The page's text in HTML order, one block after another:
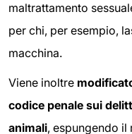
maltrattamento
per chi, per esempio,
macchina.
Viene inoltre
codice penale sui
animali, espungendo